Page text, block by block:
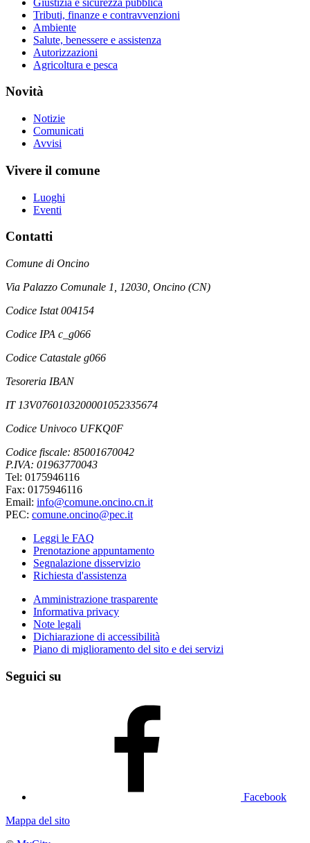
Tributi, finanze e contravvenzioni
Ambiente
Salute, benessere e assistenza
Autorizzazioni
Agricoltura e pesca
Novità
Notizie
Comunicati
Avvisi
Vivere il comune
Luoghi
Eventi
Contatti
Comune di Oncino
Via Palazzo Comunale 1, 12030, Oncino (CN)
Codice Istat 004154
Codice IPA c_g066
Codice Catastale g066
Tesoreria IBAN
IT 13V0760103200001052335674
Codice Univoco UFKQ0F
Codice fiscale: 85001670042
P.IVA: 01963770043
Tel: 0175946116
Fax: 0175946116
Email: info@comune.oncino.cn.it
PEC: comune.oncino@pec.it
Leggi le FAQ
Prenotazione appuntamento
Segnalazione disservizio
Richiesta d'assistenza
Amministrazione trasparente
Informativa privacy
Note legali
Dichiarazione di accessibilità
Piano di miglioramento del sito e dei servizi
Seguici su
Facebook
Mappa del sito